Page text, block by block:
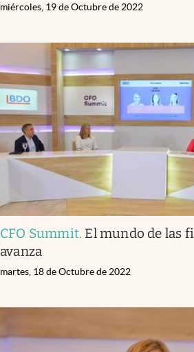
miércoles, 19 de Octubre de 2022
CFO Summit. El mundo de las
avanza
martes, 18 de Octubre de 2022